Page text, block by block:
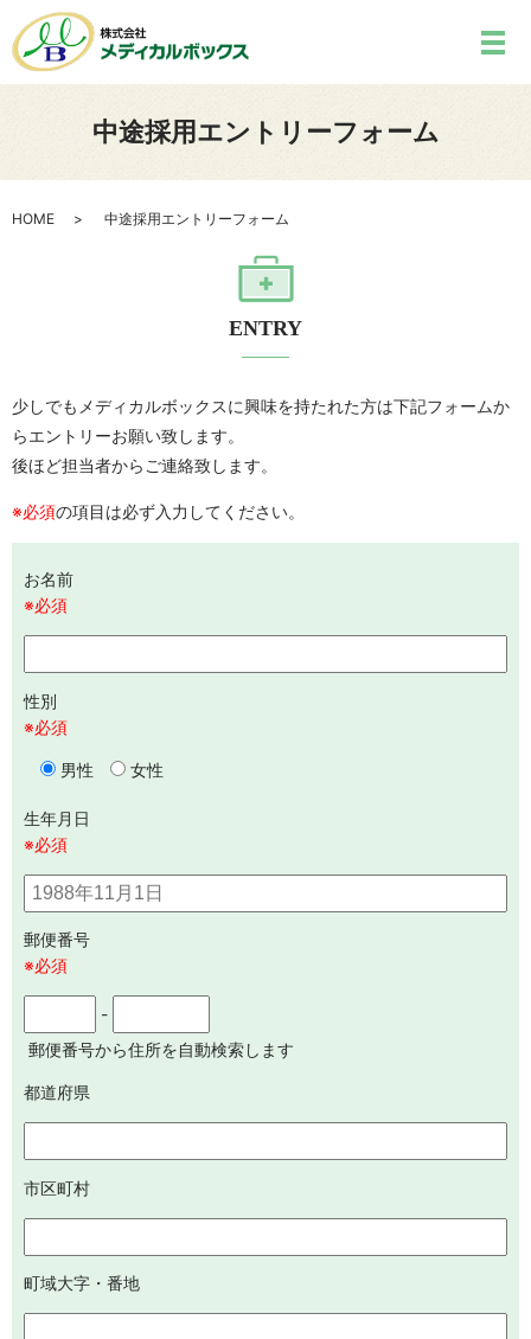
中途採用エントリーフォーム
HOME 中途採用エントリーフォーム
ENTRY
少しでもメディカルボックスに興味を持たれた方は下記フォームか
らエントリーお願い致します。
後ほど担当者からご連絡致します。
※必須の項目は必ず入力してください。
お名前
※必須
性別
※必須
男性 女性
生年月日
※必須
郵便番号
※必須
-
郵便番号から住所を自動検索します
都道府県
市区町村
町域大字・番地